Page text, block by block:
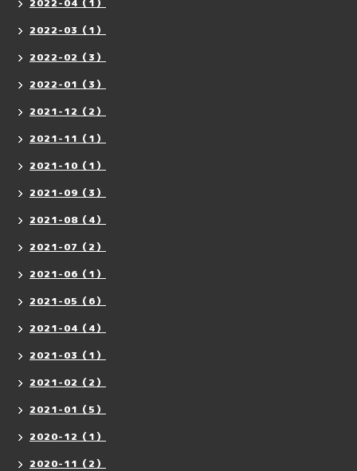
2022-04（1）
2022-03（1）
2022-02（3）
2022-01（3）
2021-12（2）
2021-11（1）
2021-10（1）
2021-09（3）
2021-08（4）
2021-07（2）
2021-06（1）
2021-05（6）
2021-04（4）
2021-03（1）
2021-02（2）
2021-01（5）
2020-12（1）
2020-11（2）